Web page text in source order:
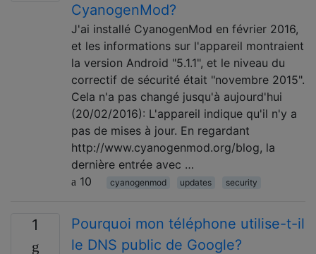
CyanogenMod?
J'ai installé CyanogenMod en février 2016,
et les informations sur l'appareil montraient
la version Android "5.1.1", et le niveau du
correctif de sécurité était "novembre 2015".
Cela n'a pas changé jusqu'à aujourd'hui
(20/02/2016): L'appareil indique qu'il n'y a
pas de mises à jour. En regardant
http://www.cyanogenmod.org/blog, la
dernière entrée avec …
10
cyanogenmod updates security
1
Pourquoi mon téléphone utilise-t-il
le DNS public de Google?